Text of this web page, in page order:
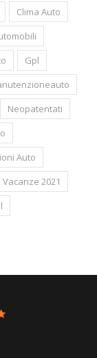
Clima Auto
Gpl
Neopatentati
Auto
Vacanze 2021